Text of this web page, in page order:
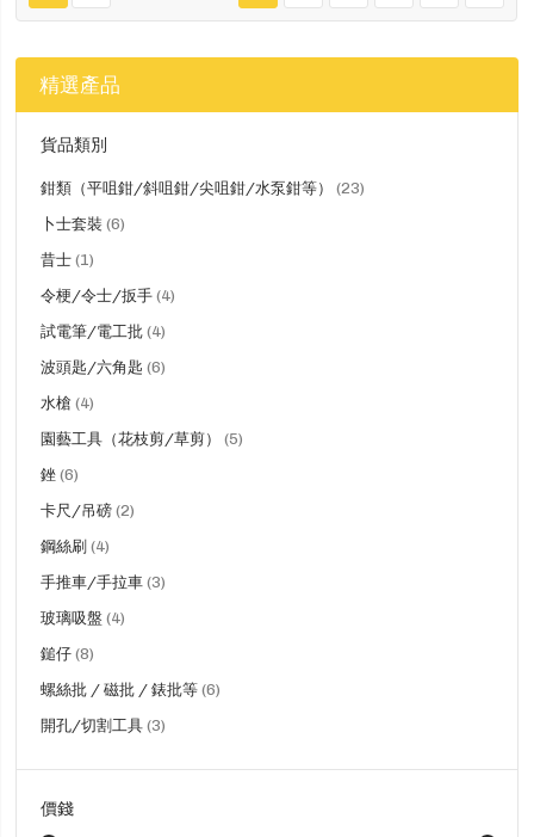
精選產品
貨品類別
鉗類（平咀鉗/斜咀鉗/尖咀鉗/水泵鉗等） 23貨
卜士套裝 6貨
昔士 1貨
品
令梗/令士/扳手 4貨
試電筆/電工批 4貨
波頭匙/六角匙 6貨
水槍 4貨
品
園藝工具（花枝剪/草剪） 5貨
銼 6貨
卡尺/吊磅 2貨
鋼絲刷 4貨
品
手推車/手拉車 3貨
玻璃吸盤 4貨
鎚仔 8貨
螺絲批 / 磁批 / 錶批等 6貨
開孔/切割工具 3貨
價錢